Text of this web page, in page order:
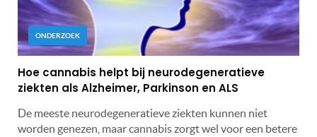
ONDERZOEK
Hoe cannabis helpt bij neurodegeneratieve
ziekten als Alzheimer, Parkinson en ALS
De meeste neurodegeneratieve ziekten kunnen niet
worden genezen, maar cannabis zorgt wel voor een betere